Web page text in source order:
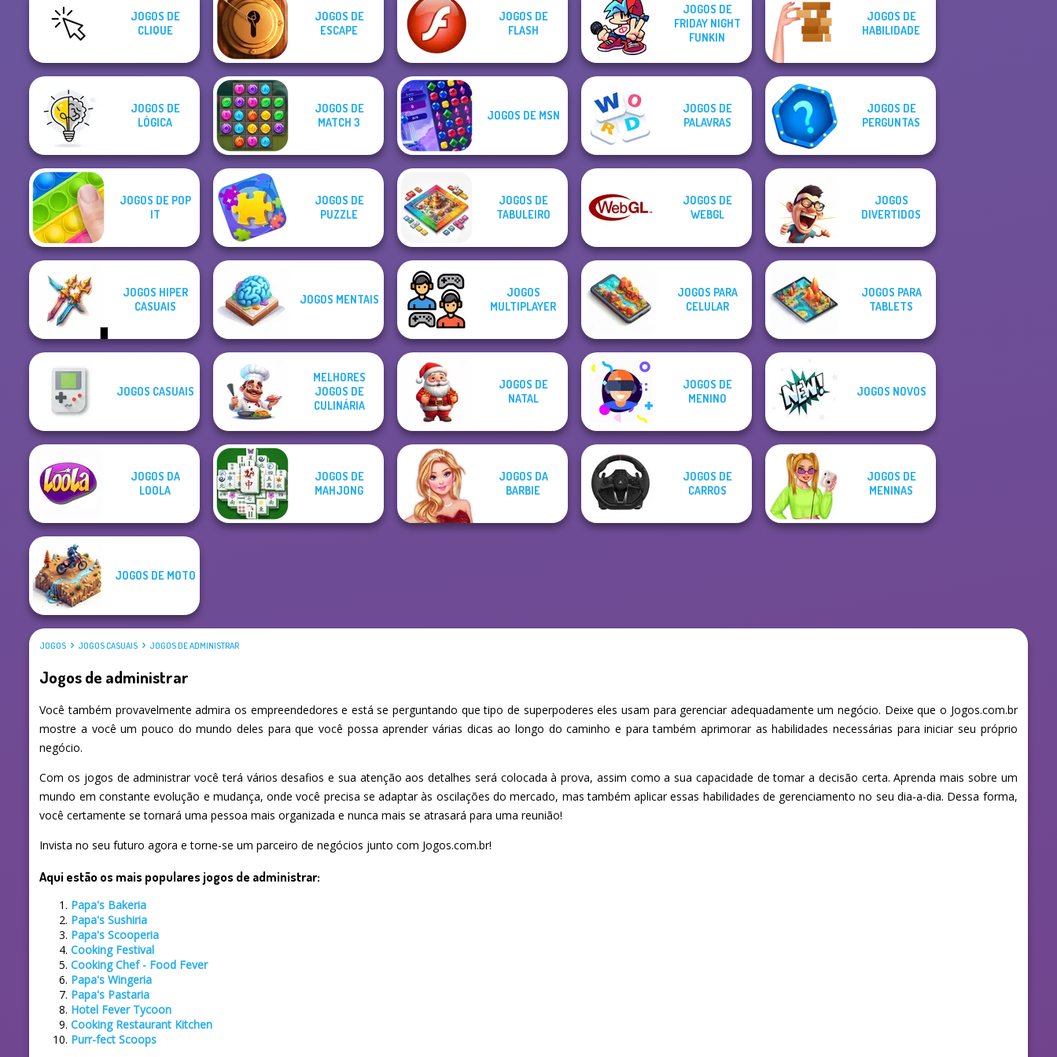
JOGOS DE
CLIQUE
JOGOS DE
ESCAPE
JOGOS DE
FLASH
JOGOS DE
FRIDAY NIGHT
FUNKIN
JOGOS DE
HABILIDADE
JOGOS DE
LÓGICA
JOGOS DE
MATCH 3
JOGOS DE MSN
JOGOS DE
PALAVRAS
JOGOS DE
PERGUNTAS
JOGOS DE POP
IT
JOGOS DE
PUZZLE
JOGOS DE
TABULEIRO
JOGOS DE
WEBGL
JOGOS
DIVERTIDOS
JOGOS HIPER
CASUAIS
JOGOS MENTAIS
JOGOS
MULTIPLAYER
JOGOS PARA
CELULAR
JOGOS PARA
TABLETS
JOGOS CASUAIS
MELHORES
JOGOS DE
CULINÁRIA
JOGOS DE
NATAL
JOGOS DE
MENINO
JOGOS NOVOS
JOGOS DA
LOOLA
JOGOS DE
MAHJONG
JOGOS DA
BARBIE
JOGOS DE
CARROS
JOGOS DE
MENINAS
JOGOS DE MOTO
JOGOS JOGOS CASUAIS JOGOS DE ADMINISTRAR
Jogos de administrar
Você também provavelmente admira os empreendedores e está se perguntando que tipo de superpoderes eles usam para gerenciar adequadamente um negócio. Deixe que o Jogos.com.br
mostre a você um pouco do mundo deles para que você possa aprender várias dicas ao longo do caminho e para também aprimorar as habilidades necessárias para iniciar seu próprio
negócio.
Com os jogos de administrar você terá vários desafios e sua atenção aos detalhes será colocada à prova, assim como a sua capacidade de tomar a decisão certa. Aprenda mais sobre um
mundo em constante evolução e mudança, onde você precisa se adaptar às oscilações do mercado, mas também aplicar essas habilidades de gerenciamento no seu dia-a-dia. Dessa forma,
você certamente se tornará uma pessoa mais organizada e nunca mais se atrasará para uma reunião!
Invista no seu futuro agora e torne-se um parceiro de negócios junto com Jogos.com.br!
Aqui estão os mais populares jogos de administrar:
Papa's Bakeria
Papa's Sushiria
Papa's Scooperia
Cooking Festival
Cooking Chef - Food Fever
Papa's Wingeria
Papa's Pastaria
Hotel Fever Tycoon
Cooking Restaurant Kitchen
Purr-fect Scoops